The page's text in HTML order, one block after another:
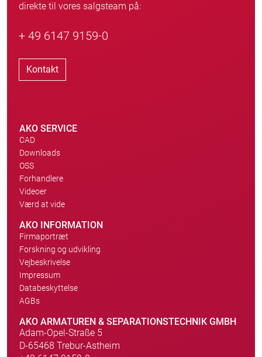
direkte til vores salgsteam på:
+ 49 6147 9159-0
Kontakt
AKO SERVICE
CAD
Downloads
OSS
Forhandlere
Videoer
Værd at vide
AKO INFORMATION
Firmaportræt
Forskning og udvikling
Vejbeskrivelse
Impressum
Databeskyttelse
AGBs
AKO ARMATUREN & SEPARATIONSTECHNIK GMBH
Adam-Opel-Straße 5
D-65468 Trebur-Astheim